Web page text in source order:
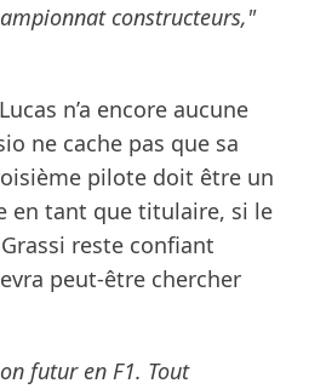
constructeurs,"
n’a encore aucune
ne cache pas que sa
pilote doit être un
en tant que titulaire, si le
reste confiant
peut-être chercher
futur en F1. Tout